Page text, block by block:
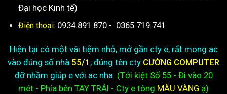
Đại học Kinh tế)
Điện thoại: 0934.891.870 - 0365.719.741
Hiện tại có một vài tiệm nhỏ, mở gần cty e, rất mong ac
vào đúng số nhà 55/1 , đúng tên cty CƯỜNG COMPUTER
đỡ nhầm giúp e với ac nha. (Tới kiệtSố 55 - Đi vào 20
mét - Phía bên TAY TRÁI - Cty e tông MÀU VÀNG ạ)